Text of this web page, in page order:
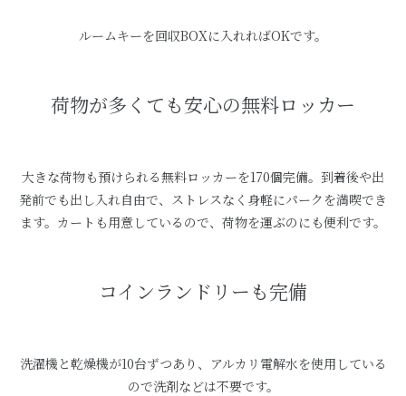
ルームキーを回収BOXに入れればOKです。
荷物が多くても安心の無料ロッカー
大きな荷物も預けられる無料ロッカーを170個完備。到着後や出
発前でも出し入れ自由で、ストレスなく身軽にパークを満喫でき
ます。カートも用意しているので、荷物を運ぶのにも便利です。
コインランドリーも完備
洗濯機と乾燥機が10台ずつあり、アルカリ電解水を使用している
ので洗剤などは不要です。